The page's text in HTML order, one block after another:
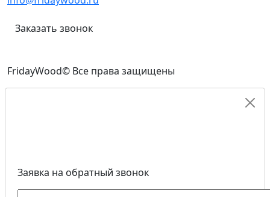
Заказать звонок
FridayWood© Все права защищены
Заявка на обратный звонок